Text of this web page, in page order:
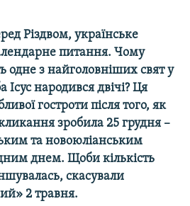
Різдвом, українське
питання. Чому
одне з найголовніших свят у
Ісус народився двічі? Ця
гостроти після того, як
зробила 25 грудня –
та новоюліанським
днем. Щоби кількість
скасували
2 травня.